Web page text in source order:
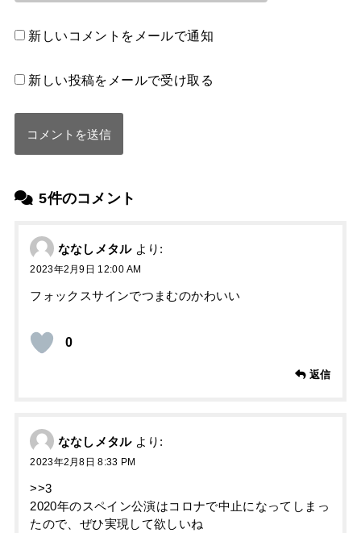
5件のコメント
ななしメタル より:
2023年2月9日 12:00 AM
フォックスサインでつまむのかわいい
0
返信
ななしメタル より:
2023年2月8日 8:33 PM
>>3
2020年のスペイン公演はコロナで中止になってしまっ
たので、ぜひ実現して欲しいね
新しいコメントをメールで通知
新しい投稿をメールで受け取る